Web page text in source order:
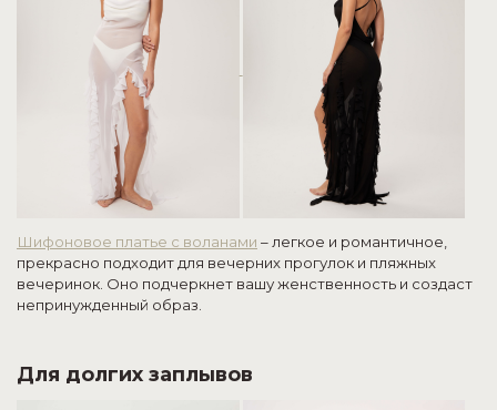
Шифоновое платье с воланами – легкое и романтичное,
прекрасно подходит для вечерних прогулок и пляжных
вечеринок. Оно подчеркнет вашу женственность и создаст
непринужденный образ.
Для долгих заплывов